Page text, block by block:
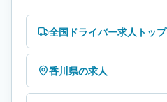
全国ドライバー求人トップ
香川県の求人